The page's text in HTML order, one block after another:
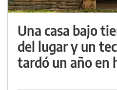
Una casa bajo
del lugar y un
tardó un año en